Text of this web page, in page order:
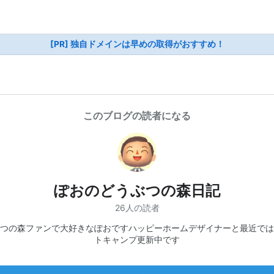
[PR] 独自ドメインは早めの取得がおすすめ！
このブログの読者になる
ぽおのどうぶつの森日記
26人の読者
の森ファンで大好きなぽおですハッピーホームデザイナーと最近で
トキャンプ更新中です